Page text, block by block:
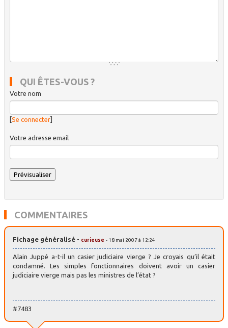
QUI ÊTES-VOUS ?
Votre nom
Se connecter]
Votre adresse email
COMMENTAIRES
Fichage généralisé - curieuse - 18 mai 2007 à 12:24
Alain Juppé a-t-il un casier judiciaire vierge ? Je croyais qu’il était
condamné. Les simples fonctionnaires doivent avoir un casier
judiciaire vierge mais pas les ministres de l’état ?
#7483